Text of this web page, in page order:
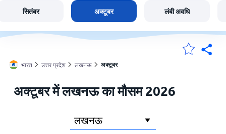
मेंरी लोकेशन
होम
सितंबर अक्टूबर लंबी अवधि
भारत उत्तर प्रदेश लखनऊ अक्टूबर
अक्टूबर में लखनऊ का मौसम 2026